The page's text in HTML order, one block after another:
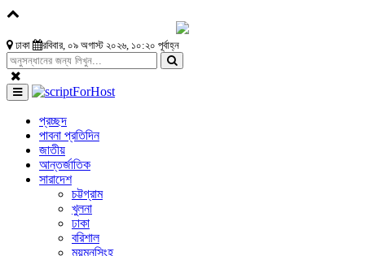
ঢাকা রবিবার, ০৯ অগাস্ট ২০২৬, ১০:২০ পূর্বাহ্ন
প্রচ্ছদ
পাবনা প্রতিদিন
জাতীয়
আন্তর্জাতিক
সারাদেশ
চট্টগ্রাম
খুলনা
ঢাকা
বরিশাল
ময়মনসিংহ